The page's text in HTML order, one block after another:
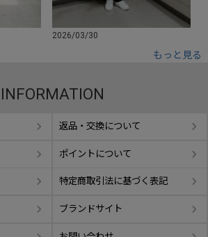
2026/03/30
もっと見る
INFORMATION
返品・交換について
ポイントについて
特定商取引法に基づく表記
ブランドサイト